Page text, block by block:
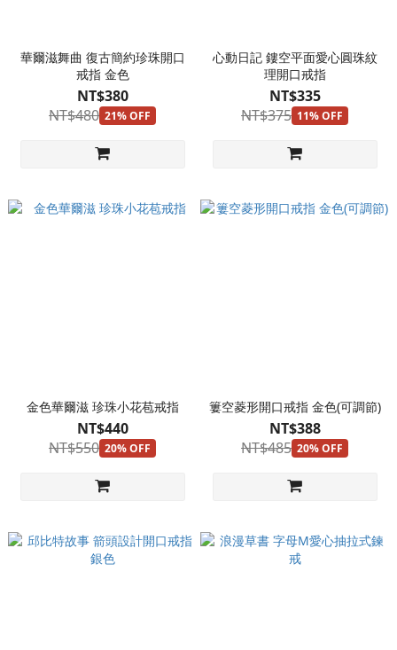
華爾滋舞曲 復古簡約珍珠開口
戒指 金色
NT$380
NT$480 21% OFF
心動日記 鏤空平面愛心圓珠紋
理開口戒指
NT$335
NT$375 11% OFF
金色華爾滋 珍珠小花苞戒指
NT$440
NT$550 20% OFF
簍空菱形開口戒指 金色(可調節)
NT$388
NT$485 20% OFF